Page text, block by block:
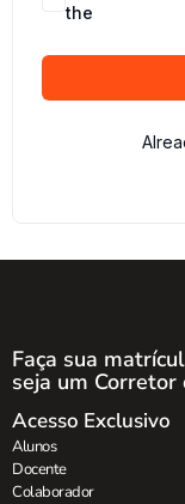
the
Faça sua
seja um Corretor
Acesso Exclusivo
Alunos
Docente
Colaborador